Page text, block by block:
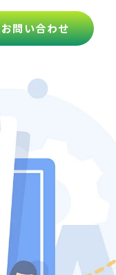
お問い合わせ